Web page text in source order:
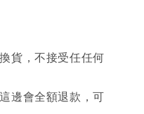
貨，不接受任任何
邊會全額退款，可